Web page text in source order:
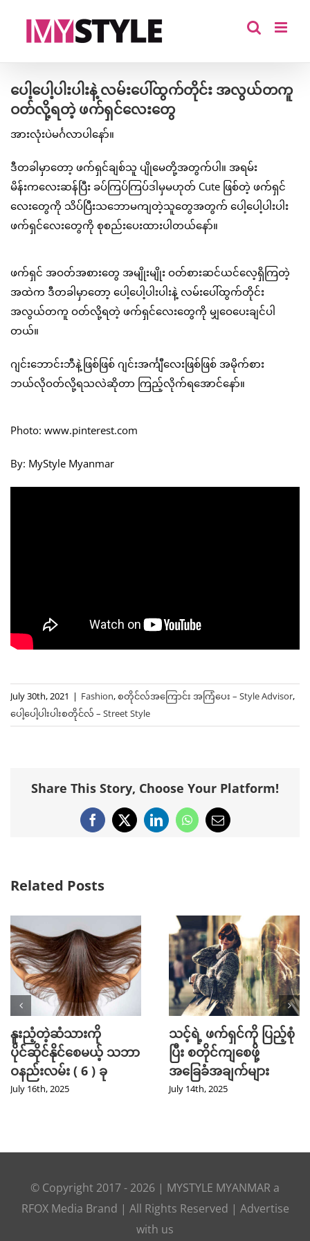
ပေါ့ပေါ့ပါးပါးနဲ့ လမ်းပေါ်ထွက်တိုင်း အလွယ်တကူ
ဝတ်လို့ရတဲ့ ဖက်ရှင်လေးတွေ
အားလုံးပဲမင်္ဂလာပါနော်။
ဒီတခါမှာတော့ ဖက်ရှင်ချစ်သူ ပျိုမေတို့အတွက်ပါ။ အရမ်း
မိန်းကလေးဆန်ပြီး ခပ်ကြပ်ကြပ်ဒါမှမဟုတ် Cute ဖြစ်တဲ့ ဖက်ရှင်
လေးတွေကို သိပ်ပြီးသဘောမကျတဲ့သူတွေအတွက် ပေါ့ပေါ့ပါးပါး
ဖက်ရှင်လေးတွေကို စုစည်းပေးထားပါတယ်နော်။
ဖက်ရှင် အဝတ်အစားတွေ အမျိုးမျိုး ဝတ်စားဆင်ယင်လေ့ရှိကြတဲ့
အထဲက ဒီတခါမှာတော့ ပေါ့ပေါ့ပါးပါးနဲ့ လမ်းပေါ်ထွက်တိုင်း
အလွယ်တကူ ဝတ်လို့ရတဲ့ ဖက်ရှင်လေးတွေကို မျှဝေပေးချင်ပါ
တယ်။
ဂျင်းဘောင်းဘီနဲ့ဖြစ်ဖြစ် ဂျင်းအင်္ကျီလေးဖြစ်ဖြစ် အမိုက်စား
ဘယ်လိုဝတ်လို့ရသလဲဆိုတာ ကြည့်လိုက်ရအောင်နော်။
Photo: www.pinterest.com
By: MyStyle Myanmar
July 30th, 2021 | Fashion,စတိုင်လ်အကြောင်း အကြံပေး – Style Advisor,
ပေါ့ပေါ့ပါးပါးစတိုင်လ် – Street Style
Share This Story, Choose Your Platform!
Facebook
X LinkedInWhatsApp
Email
Related Posts
နူးညံ့တဲ့ဆံသားကို
ပိုင်ဆိုင်နိုင်စေမယ့် သဘာ
ဝနည်းလမ်း ( 6 ) ခု
July 16th, 2025
သင့်ရဲ့ ဖက်ရှင်ကို ပြည့်စုံ
ပြီး စတိုင်ကျစေဖို့
အခြေခံအချက်များ
July 14th, 2025
© Copyright 2017 - 2026 | MYSTYLE MYANMAR a
RFOX Media Brand | All Rights Reserved | Advertise
with us